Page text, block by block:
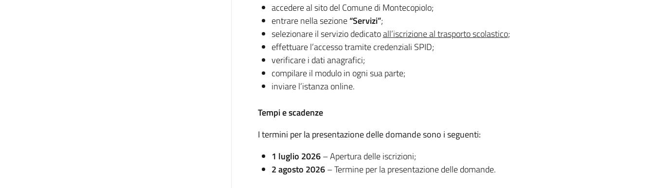
accedere al sito del Comune di Montecopiolo;
entrare nella sezione“Servizi”;
selezionare il servizio dedicatoall’iscrizione al trasporto scolastico;
effettuare l’accesso tramite credenziali SPID;
verificare i dati anagrafici;
compilare il modulo in ogni sua parte;
inviare l’istanza online.
Tempi e scadenze
I termini per la presentazione delle domande sono i seguenti:
1 luglio 2026– Apertura delle iscrizioni;
2 agosto 2026– Termine per la presentazione delle domande.